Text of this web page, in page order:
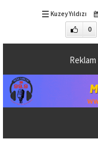
Kuzey Yıldızı
0
Reklam